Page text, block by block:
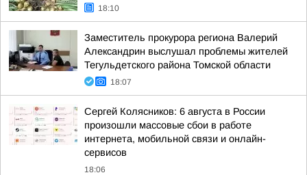
18:10
Заместитель прокурора региона Валерий
Александрин выслушал проблемы жителей
Тегульдетского района Томской области
18:07
Сергей Колясников: 6 августа в России
произошли массовые сбои в работе
интернета, мобильной связи и онлайн-
сервисов
18:06